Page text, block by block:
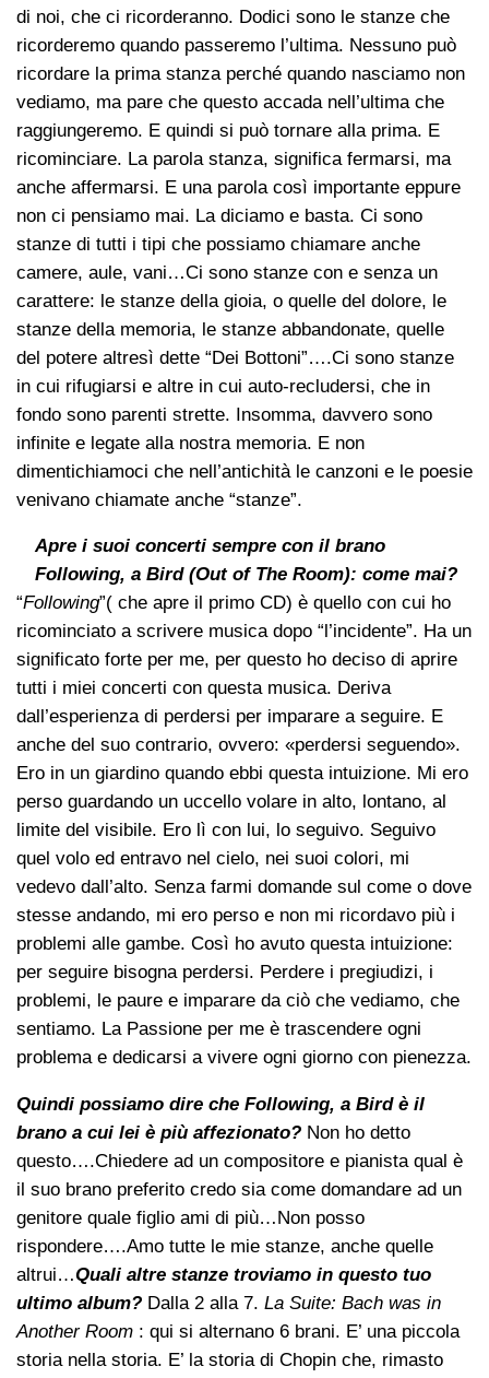
di noi, che ci ricorderanno. Dodici sono le stanze che
ricorderemo quando passeremo l’ultima. Nessuno può
ricordare la prima stanza perché quando nasciamo non
vediamo, ma pare che questo accada nell’ultima che
raggiungeremo. E quindi si può tornare alla prima. E
ricominciare. La parola stanza, significa fermarsi, ma
anche affermarsi. E una parola così importante eppure
non ci pensiamo mai. La diciamo e basta. Ci sono
stanze di tutti i tipi che possiamo chiamare anche
camere, aule, vani…Ci sono stanze con e senza un
carattere: le stanze della gioia, o quelle del dolore, le
stanze della memoria, le stanze abbandonate, quelle
del potere altresì dette “Dei Bottoni”….Ci sono stanze
in cui rifugiarsi e altre in cui auto-recludersi, che in
fondo sono parenti strette. Insomma, davvero sono
infinite e legate alla nostra memoria. E non
dimentichiamoci che nell’antichità le canzoni e le poesie
venivano chiamate anche “stanze”.
Apre i suoi concerti sempre con il brano
Following, a Bird (Out of The Room): come mai?
“Following”( che apre il primo CD) è quello con cui ho
ricominciato a scrivere musica dopo “l’incidente”. Ha un
significato forte per me, per questo ho deciso di aprire
tutti i miei concerti con questa musica. Deriva
dall’esperienza di perdersi per imparare a seguire. E
anche del suo contrario, ovvero: «perdersi seguendo».
Ero in un giardino quando ebbi questa intuizione. Mi ero
perso guardando un uccello volare in alto, lontano, al
limite del visibile. Ero lì con lui, lo seguivo. Seguivo
quel volo ed entravo nel cielo, nei suoi colori, mi
vedevo dall’alto. Senza farmi domande sul come o dove
stesse andando, mi ero perso e non mi ricordavo più i
problemi alle gambe. Così ho avuto questa intuizione:
per seguire bisogna perdersi. Perdere i pregiudizi, i
problemi, le paure e imparare da ciò che vediamo, che
sentiamo. La Passione per me è trascendere ogni
problema e dedicarsi a vivere ogni giorno con pienezza.
Quindi possiamo dire che Following, a Bird è il
brano a cui lei è più affezionato? Non ho detto
questo….Chiedere ad un compositore e pianista qual è
il suo brano preferito credo sia come domandare ad un
genitore quale figlio ami di più…Non posso
rispondere….Amo tutte le mie stanze, anche quelle
altrui…Quali altre stanze troviamo in questo tuo
ultimo album? Dalla 2 alla 7. La Suite: Bach was in
Another Room : qui si alternano 6 brani. E’ una piccola
storia nella storia. E’ la storia di Chopin che, rimasto